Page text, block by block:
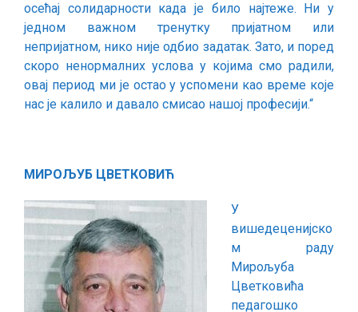
осећај солидарности када је било најтеже. Ни у
једном важном тренутку пријатном или
непријатном, нико није одбио задатак. Зато, и поред
скоро ненормалних услова у којима смо радили,
овај период ми је остао у успомени као време које
нас је калило и давало смисао нашој професији.“
МИРОЉУБ ЦВЕТКОВИЋ
У
вишедеценијско
м раду
Мирољуба
Цветковића
педагошко